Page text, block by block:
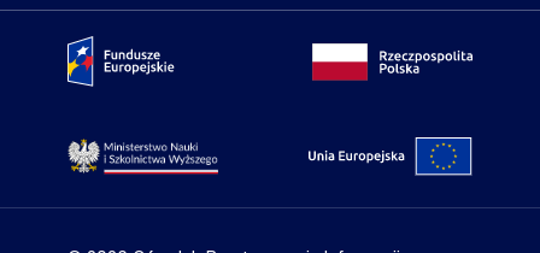
Portal Fundusze Europejskie Portal
Strona Ministerstwa Nauki i Szkolnictwa WyższegoPortal